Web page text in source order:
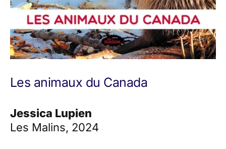
Les animaux du Canada
Jessica Lupien
Les Malins, 2024